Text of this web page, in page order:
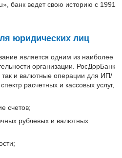
банк ведет свою историю с 1991
юридических лиц
является одним из наиболее
организации. РосДорБанк
так и валютные операции для ИП/
расчетных и кассовых услуг,
счетов;
рублевых и валютных